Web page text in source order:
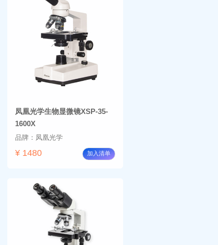
凤凰光学生物显微镜XSP-35-
1600X
品牌：凤凰光学
¥ 1480 加入清单